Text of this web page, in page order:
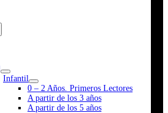
Infantil
0 – 2 Años. Primeros Lectores
A partir de los 3 años
A partir de los 5 años